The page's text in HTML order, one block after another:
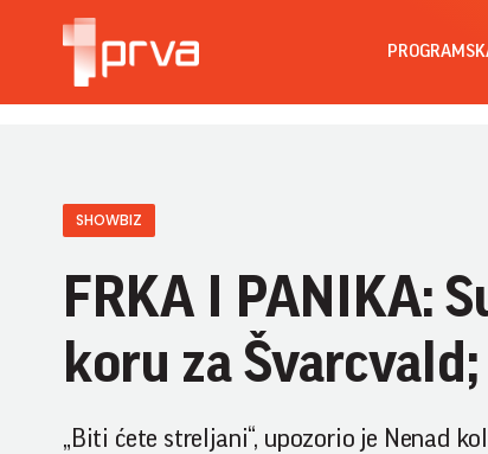
SHOWBIZ
FRKA I PANIKA:
koru za
„Biti ćete streljani“, upozorio je Nenad